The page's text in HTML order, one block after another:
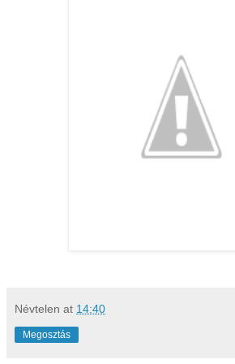
Névtelen at 14:40
Megosztás